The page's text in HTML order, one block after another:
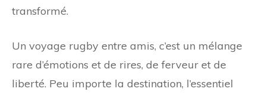
transformé.
Un voyage rugby entre amis, c’est un mélange
rare d’émotions et de rires, de ferveur et de
liberté. Peu importe la destination, l’essentiel